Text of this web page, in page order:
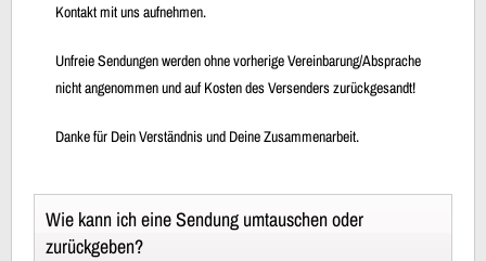
Kontakt mit uns aufnehmen.
Unfreie Sendungen werden ohne vorherige Vereinbarung/Absprache
nicht angenommen und auf Kosten des Versenders zurückgesandt!
Danke für Dein Verständnis und Deine Zusammenarbeit.
Wie kann ich eine Sendung umtauschen oder
zurückgeben?